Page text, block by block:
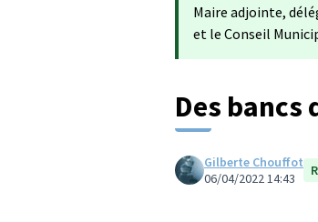
Maire adjointe,
et le Conseil
Des bancs
Gilberte Chouffot
06/04/2022 14:43